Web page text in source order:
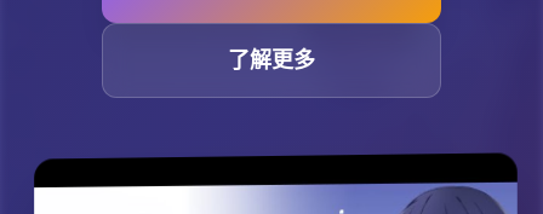
了解更多